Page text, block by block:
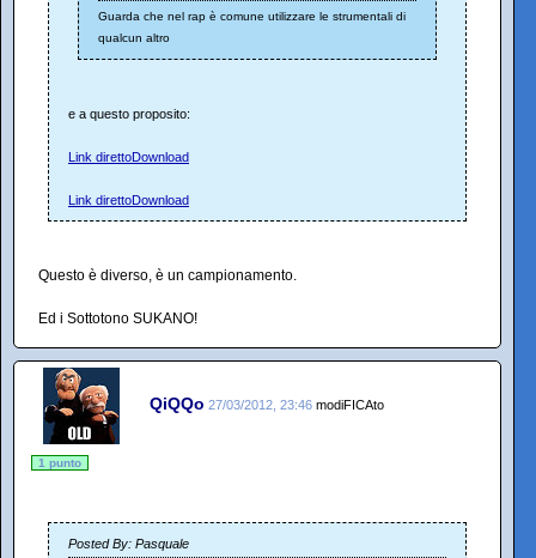
Guarda che nel rap è comune utilizzare le strumentali di
qualcun altro
e a questo proposito:
Link direttoDownload
Link direttoDownload
Questo è diverso, è un campionamento.
Ed i Sottotono SUKANO!
QiQQo 27/03/2012, 23:46 modiFICAto
1 punto
Posted By: Pasquale